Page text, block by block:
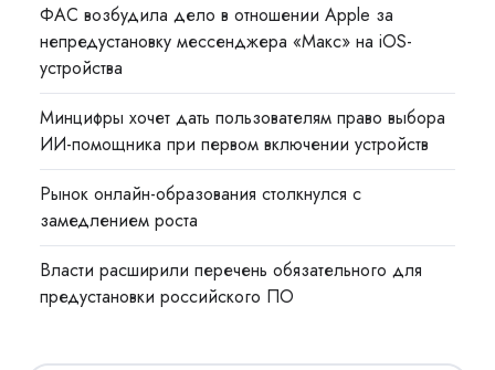
ФАС возбудила дело в отношении Apple за
непредустановку мессенджера «Макс» на iOS-
устройства
Минцифры хочет дать пользователям право выбора
ИИ-помощника при первом включении устройств
Рынок онлайн-образования столкнулся с
замедлением роста
Власти расширили перечень обязательного для
предустановки российского ПО